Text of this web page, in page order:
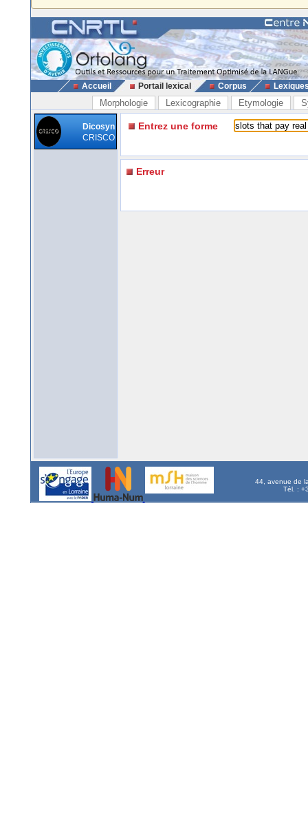
Accueil Portail lexical Corpus
Morphologie Lexicographie Etymologie
Dicosyn
CRISCO
Entrez une forme
Erreur
44, avenue de
Tél. :